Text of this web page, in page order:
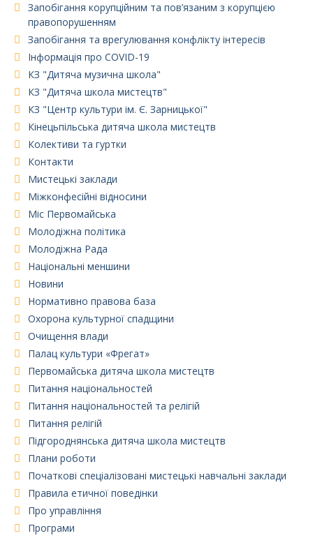
Запобігання корупційним та пов’язаним з корупцією
правопорушенням
Запобігання та врегулювання конфлікту інтересів
Інформація про COVID-19
КЗ "Дитяча музична школа"
КЗ "Дитяча школа мистецтв"
КЗ "Центр культури ім. Є. Зарницької"
Кінецьпільська дитяча школа мистецтв
Колективи та гуртки
Контакти
Мистецькі заклади
Міжконфесійні відносини
Міс Первомайська
Молодіжна політика
Молодіжна Рада
Національні меншини
Новини
Нормативно правова база
Охорона культурної спадщини
Очищення влади
Палац культури «Фрегат»
Первомайська дитяча школа мистецтв
Питання національностей
Питання національностей та релігій
Питання релігій
Підгороднянська дитяча школа мистецтв
Плани роботи
Початкові спеціалізовані мистецькі навчальні заклади
Правила етичної поведінки
Про управління
Програми